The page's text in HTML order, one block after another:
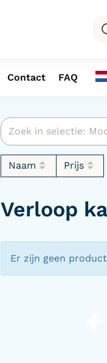
Contact FAQ
Naam Prijs
Verloop
Er zijn geen